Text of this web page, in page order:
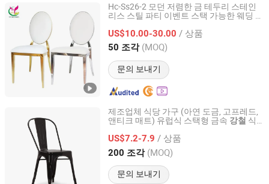
Hc-Ss26-2 모던 저렴한 금 테두리 스테인
리스 스틸 파티 이벤트 스택 가능한 웨딩
US$10.00-30.00 / 상품
50 조각 (MOQ)
문의 보내기
Foshan Yichuang Furniture Co., Ltd.
Guangdong, China 이후 2010
제조업체 식당 가구 (아연 도금, 고프레드,
앤티크 매트) 유럽식 스택형 금속 강철 식
US$7.2-7.9 / 상품
200 조각 (MOQ)
문의 보내기
Tianjin Kingnod Furniture Co., Ltd.
Tianjin, China 이후 2016